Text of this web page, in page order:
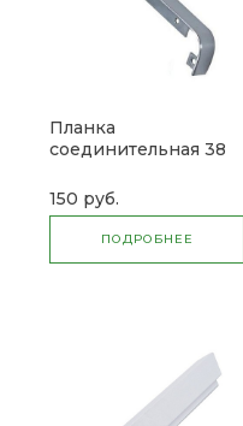
Планка
соединительная 38
150 руб.
ПОДРОБНЕЕ